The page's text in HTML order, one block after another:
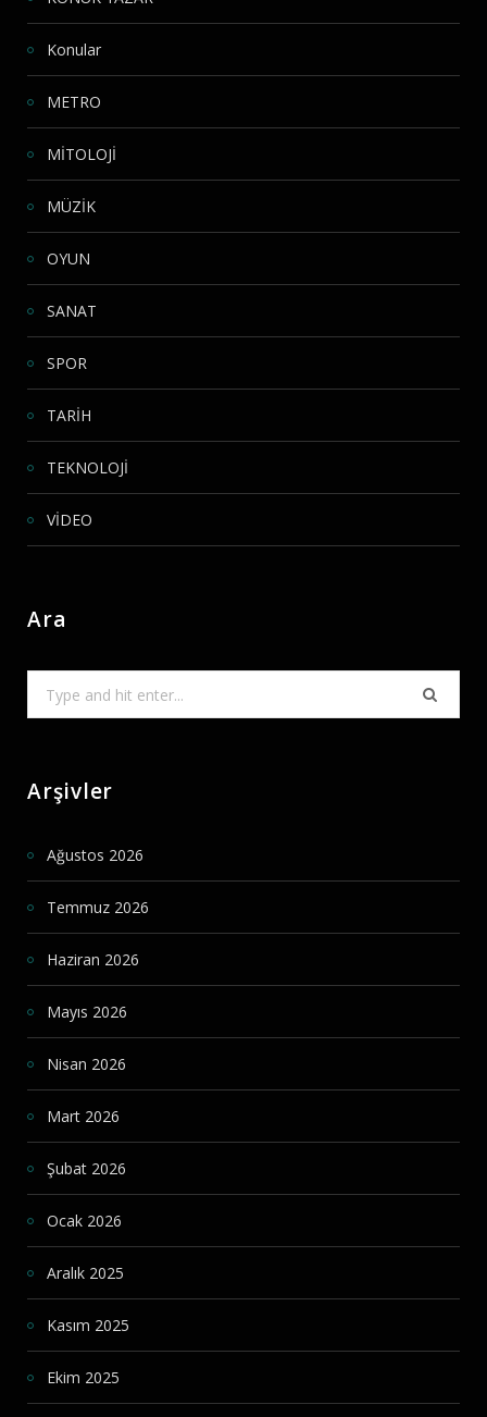
Konular
METRO
MİTOLOJİ
MÜZİK
OYUN
SANAT
SPOR
TARİH
TEKNOLOJİ
VİDEO
Ara
Arşivler
Ağustos 2026
Temmuz 2026
Haziran 2026
Mayıs 2026
Nisan 2026
Mart 2026
Şubat 2026
Ocak 2026
Aralık 2025
Kasım 2025
Ekim 2025